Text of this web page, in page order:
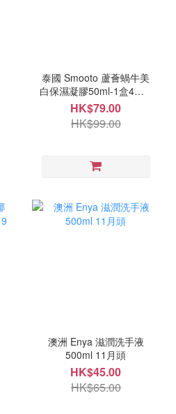
泰國 Smooto 蘆薈蝸牛美
白保濕凝膠50ml-1盒4包 9
月尾
HK$79.00
HK$99.00
澳洲 Enya 滋潤洗手液
500ml 11月頭
HK$45.00
HK$65.00